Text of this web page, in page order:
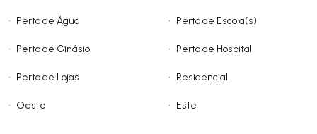
• Perto de Água • Perto de Escola(s)
• Perto de Ginásio • Perto de Hospital
• Perto de Lojas • Residencial
• Oeste • Este